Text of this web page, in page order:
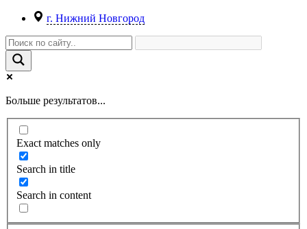
г. Нижний Новгород
Больше результатов...
Exact matches only
Search in title
Search in content